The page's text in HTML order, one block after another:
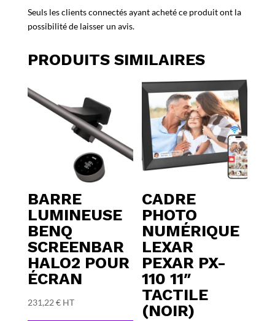
Seuls les clients connectés ayant acheté ce produit ont la
possibilité de laisser un avis.
PRODUITS SIMILAIRES
BARRE
LUMINEUSE
BENQ
SCREENBAR
HALO2 POUR
ÉCRAN
231,22 € HT
CADRE
PHOTO
NUMÉRIQUE
LEXAR
PEXAR PX-
110 11″
TACTILE
(NOIR)